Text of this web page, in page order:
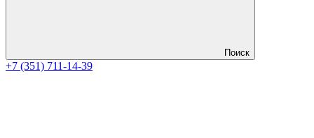
Поиск
+7 (351) 711-14-39